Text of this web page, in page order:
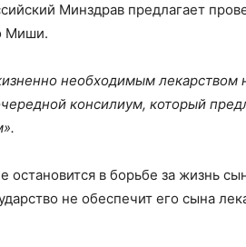
Минздрав предлагает
Миши.
необходимым лекарством
консилиум, который
остановится в борьбе за жизнь
не обеспечит его сына